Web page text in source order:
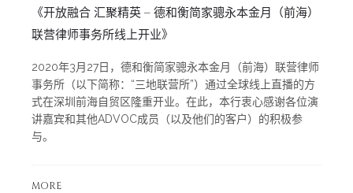
《开放融合 汇聚精英 – 德和衡简家骢永本金月（前海）
联营律师事务所线上开业》
2020年3月27日，德和衡简家骢永本金月（前海）联营律师
事务所（以下简称：“三地联营所”）通过全球线上直播的方
式在深圳前海自贸区隆重开业。在此，本行衷心感谢各位演
讲嘉宾和其他ADVOC成员（以及他们的客户）的积极参
与。
MORE